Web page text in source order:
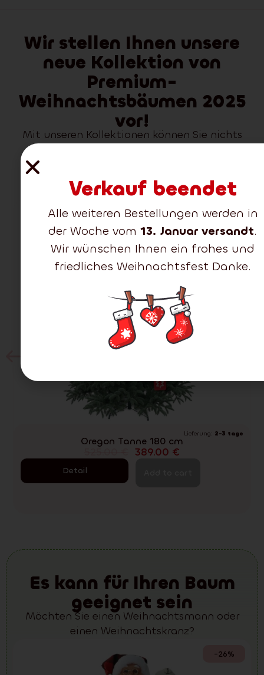
Wir stellen Ihnen unsere
neue Kollektion von
Premium-
Weihnachtsbäumen 2025
vor!
Mit unseren Kollektionen können Sie nichts
-26%
Lieferung: 2-3 tage
Oregon Tanne 180 cm
389.00 €
Detail
Es kann für Ihren Baum
geeignet sein
Möchten Sie einen Weihnachtsmann oder
einen Weihnachtskranz?
-26%
Verkauf beendet
Alle weiteren Bestellungen werden in
der Woche vom 13. Januar versandt.
Wir wünschen Ihnen ein frohes und
friedliches Weihnachtsfest Danke.